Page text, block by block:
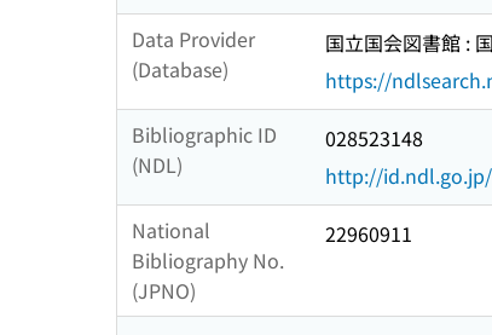
Data Provider
(Database)
国立国会図書館 :
https://
Bibliographic ID
(NDL)
028523148
http://
National
Bibliography No.
(JPNO)
22960911